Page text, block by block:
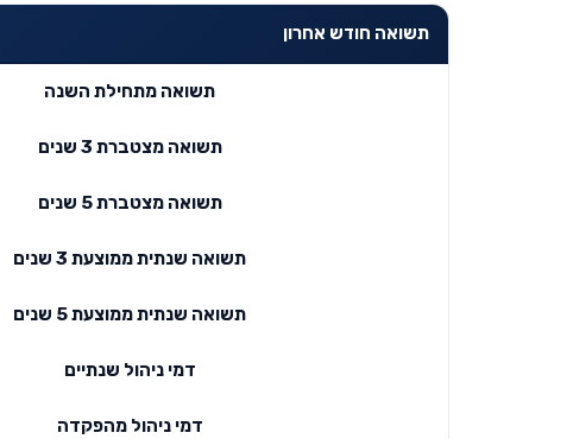
תשואה חודש אחרון
תשואה מתחילת השנה
תשואה מצטברת 3 שנים
תשואה מצטברת 5 שנים
תשואה שנתית ממוצעת 3 שנים
תשואה שנתית ממוצעת 5 שנים
דמי ניהול שנתיים
דמי ניהול מהפקדה